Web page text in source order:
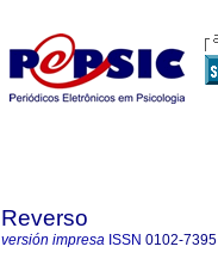
Reverso
versión impresa ISSN 0102-7395